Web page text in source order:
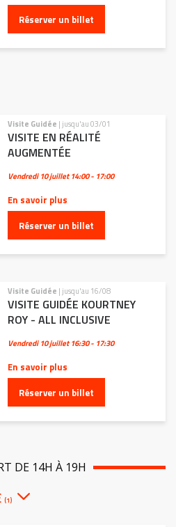
Réserver un billet
Visite Guidée | jusqu'au 03/01
VISITE EN RÉALITÉ
AUGMENTÉE
Vendredi 10 juillet14:00 - 17:00
En savoir plus
Réserver un billet
Visite Guidée | jusqu'au 16/08
VISITE GUIDÉE KOURTNEY
ROY - ALL INCLUSIVE
Vendredi 10 juillet16:30 - 17:30
En savoir plus
Réserver un billet
DE 14H À 19H
(1)